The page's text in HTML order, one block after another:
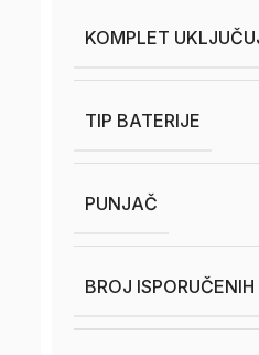
KOMPLET
TIP BATERIJE
PUNJAČ
BROJ